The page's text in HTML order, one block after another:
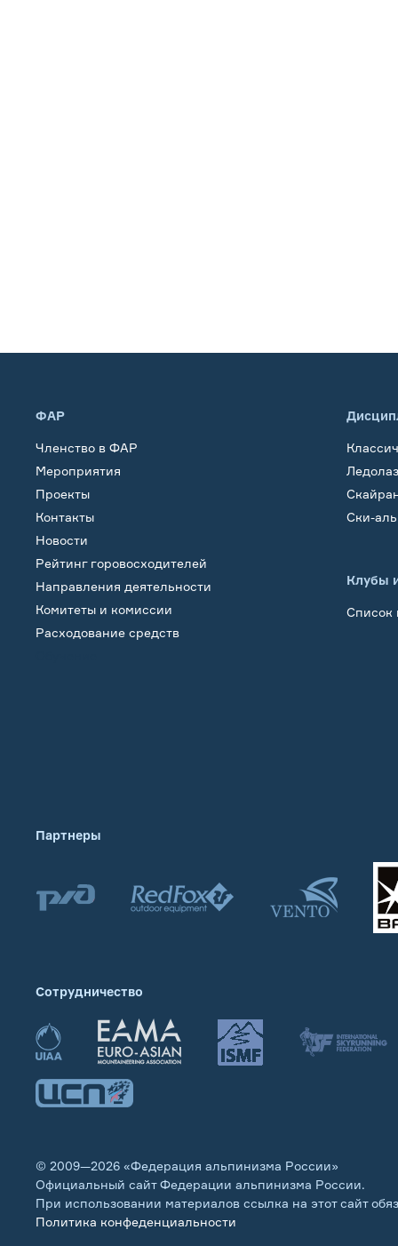
ФАР
Членство в ФАР
Мероприятия
Проекты
Контакты
Новости
Рейтинг горовосходителей
Направления деятельности
Комитеты и комиссии
Расходование средств
Ски-
Клубы
Список
Партнеры
Сотрудничество
© 2009—2026 «Федерация альпинизма России»
Официальный сайт Федерации альпинизма России.
При использовании материалов ссылка на этот сайт
Политика конфеденциальности